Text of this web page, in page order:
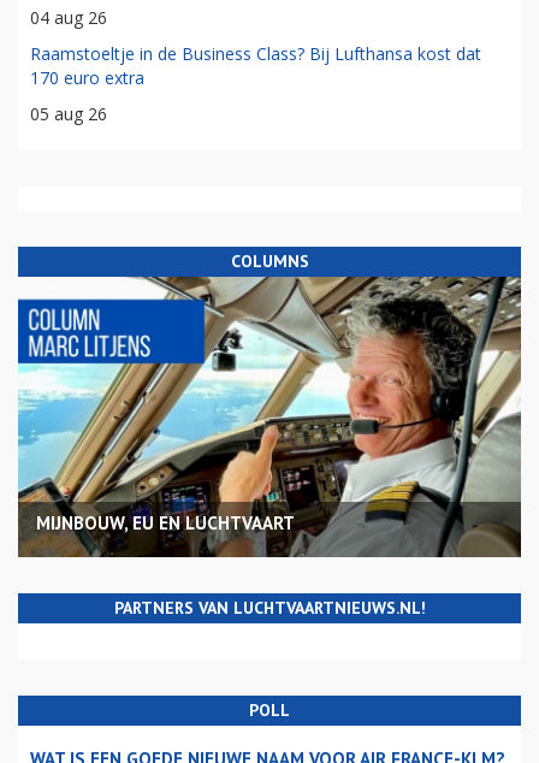
04 aug 26
Raamstoeltje in de Business Class? Bij Lufthansa kost dat
170 euro extra
05 aug 26
COLUMNS
MIJNBOUW, EU EN LUCHTVAART
PARTNERS VAN LUCHTVAARTNIEUWS.NL!
POLL
WAT IS EEN GOEDE NIEUWE NAAM VOOR AIR FRANCE-KLM?